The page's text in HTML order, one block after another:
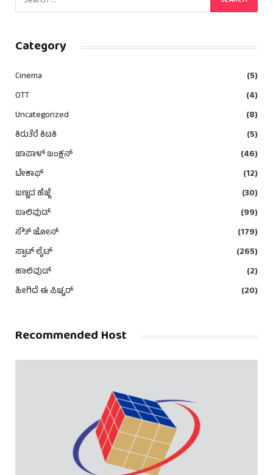
Category
Cinema
(5)
OTT
(4)
Uncategorized
(8)
ಕಿರುತೆರೆ ಕಿಟಕಿ
(5)
ಜಾಪಾಳ್ ಜಂಕ್ಷನ್
(46)
ಟೇಕಾಫ್
(12)
ಬಣ್ಣದ ಹೆಜ್ಜೆ
(30)
ಬಾಲಿವುಡ್
(99)
ಸೌತ್ ಜೋನ್
(179)
ಸ್ಪಾಟ್ ಲೈಟ್
(265)
ಹಾಲಿವುಡ್
(2)
ಹೀಗಿದೆ ಈ ಪಿಚ್ಚರ್
(20)
Recommended Host